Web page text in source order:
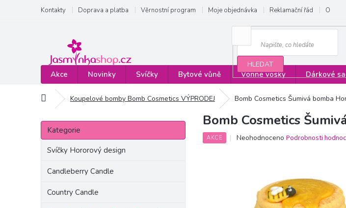
obsah
Kontakty Doprava a platba Věrnostní program Moje objednávka Reklamační řád
HLEDAT
Akce Novinky Svíčky Bytové vůně Vonné vosky Dárkové
Domů Koupelové bomby Bomb Cosmetics VÝPRODEJ Bomb Cosmetics Šumivá bomba
P
s
Přeskočit
kategorie
Kategorie
Svíčky Hororový design
Candleberry Candle
Country Candle
Bomb Cosmetics
AKCE
Průměrné
hvězdiček.
Neohodnoceno Podrobnosti